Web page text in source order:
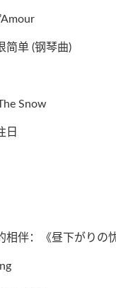
简单 (钢琴曲)
Snow
日
相伴：《昼下がりの